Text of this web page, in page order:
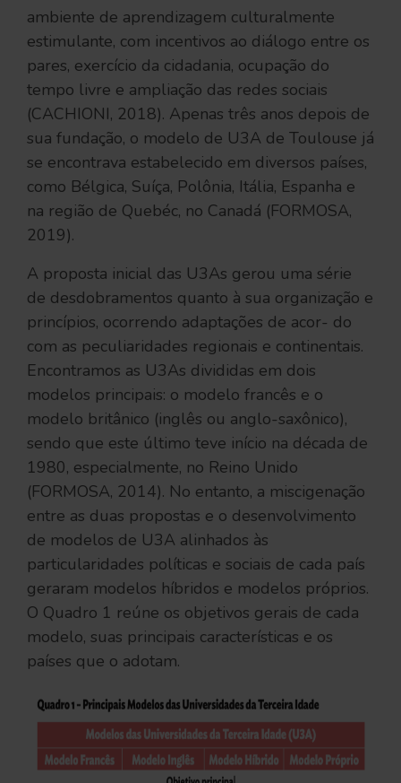
ambiente de aprendizagem culturalmente
estimulante, com incentivos ao diálogo entre os
pares, exercício da cidadania, ocupação do
tempo livre e ampliação das redes sociais
(CACHIONI, 2018). Apenas três anos depois de
sua fundação, o modelo de U3A de Toulouse já
se encontrava estabelecido em diversos países,
como Bélgica, Suíça, Polônia, Itália, Espanha e
na região de Quebéc, no Canadá (FORMOSA,
2019).
A proposta inicial das U3As gerou uma série
de desdobramentos quanto à sua organização e
princípios, ocorrendo adaptações de acor- do
com as peculiaridades regionais e continentais.
Encontramos as U3As divididas em dois
modelos principais: o modelo francês e o
modelo britânico (inglês ou anglo-saxônico),
sendo que este último teve início na década de
1980, especialmente, no Reino Unido
(FORMOSA, 2014). No entanto, a miscigenação
entre as duas propostas e o desenvolvimento
de modelos de U3A alinhados às
particularidades políticas e sociais de cada país
geraram modelos híbridos e modelos próprios.
O Quadro 1 reúne os objetivos gerais de cada
modelo, suas principais características e os
países que o adotam.